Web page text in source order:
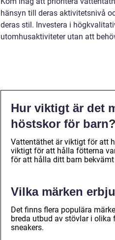
hänsyn till deras aktivitetsnivå
deras stil. Investera i
utomhusaktiviteter utan att
Hur viktigt är det
höstskor för barn?
Vattentäthet är viktigt för att
viktigt för att hålla fötterna
för att hålla ditt barn bekvämt
Vilka märken
Det finns flera populära
breda utbud av stövlar i olika
sneakers.